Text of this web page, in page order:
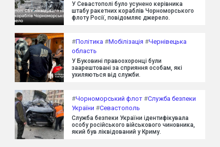
У Севастополі було усунено керівника
штабу ракетних кораблів Чорноморського
флоту Росії, повідомляє джерело.
#Політика #Мобілізація #Чернівецька
область
У Буковині правоохоронці були
заарештовані за сприяння особам, які
ухиляються від служби.
#Чорноморський флот #Служба безпеки
України #Севастополь
Служба безпеки України ідентифікувала
особу російського військового чиновника,
який був ліквідований у Криму.